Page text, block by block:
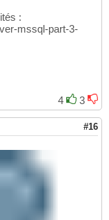
:
mssql-part-3-
4
3
#16